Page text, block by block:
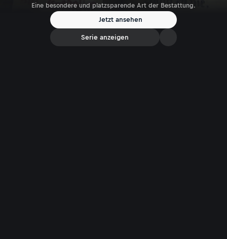
Eine besondere und platzsparende Art der Bestattung.
Jetzt ansehen
Serie anzeigen